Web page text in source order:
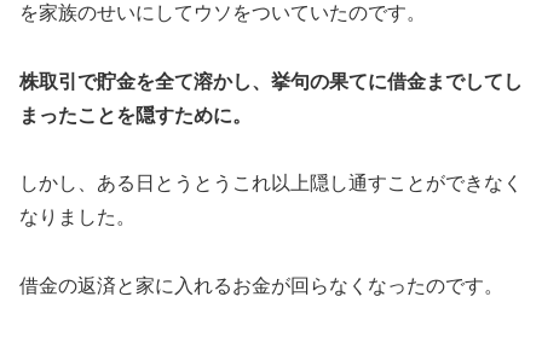
を家族のせいにしてウソをついていたのです。
株取引で貯金を全て溶かし、挙句の果てに借金までしてし
まったことを隠すために。
しかし、ある日とうとうこれ以上隠し通すことができなく
なりました。
借金の返済と家に入れるお金が回らなくなったのです。